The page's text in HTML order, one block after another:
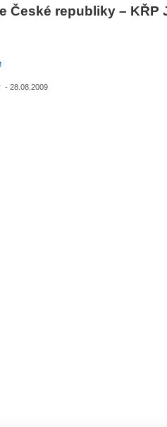
České republiky – KŘP
- 28.08.2009